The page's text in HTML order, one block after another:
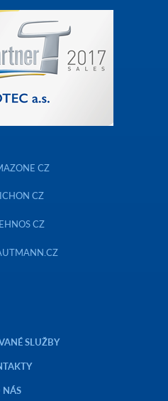
CZ
CZ
CZ
SLUŽBY
NÁS